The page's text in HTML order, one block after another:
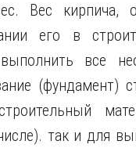
Вес кирпича,
его в
все
(фундамент)
так и для